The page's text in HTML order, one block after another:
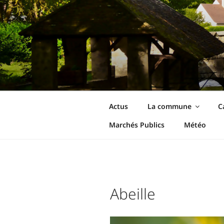
Aller
au
contenu
principal
Ormoy-La-
Le site de votre commune
Actus La commune
Marchés Publics
Météo
Abeille